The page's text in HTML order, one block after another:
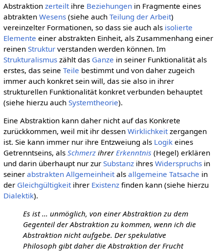
Abstraktion zerteiltihre Beziehungenin Fragmente eines
abtrakten Wesens(siehe auch Teilung der Arbeit)
vereinzelter Formationen, so dass sie auch als isolierte
Elemente einer abstrakten Einheit, als Zusammenhang einer
reinen Strukturverstanden werden können. Im
Strukturalismuszählt das Ganze in seiner Funktionalität als
erstes, das seine Teile bestimmt und von daher zugeich
immer auch konkret sein will, das sie also in ihrer
strukturellen Funktionalität konkret verbunden behauptet
(siehe hierzu auch Systemtheorie).
Eine Abstraktion kann daher nicht auf das Konkrete
zurückkommen, weil mit ihr dessen Wirklichkeitzergangen
ist. Sie kann immer nur ihre Entzweiung als Logikeines
Getrenntseins, als SchmerzihrerErkenntnis (Hegel) erklären
und darin überhaupt nur zur Substanzihres Widerspruchsin
seiner abstrakten Allgemeinheitals allgemeine Tatsache in
der Gleichgültigkeitihrer Existenzfinden kann (siehe hierzu
Dialektik).
Es ist ... unmöglich, von einer Abstraktion zu dem
Gegenteil der Abstraktion zu kommen, wenn ich die
Abstraktion nicht aufgebe. Der spekulative
Philosoph gibt daher die Abstraktion der Frucht